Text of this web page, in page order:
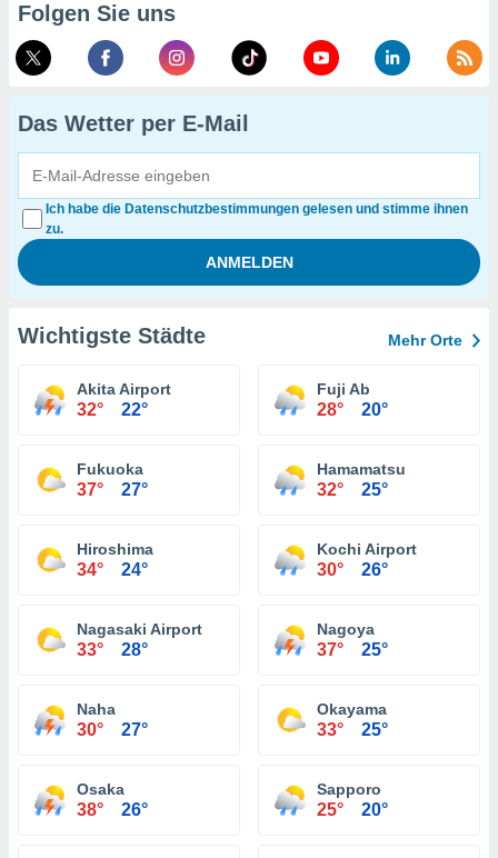
Folgen Sie uns
Das Wetter per E-Mail
Ich habe die Datenschutzbestimmungen gelesen und stimme ihnen
zu.
Wichtigste Städte Mehr Orte
Akita Airport
32° 22°
Fuji Ab
28° 20°
Fukuoka
37° 27°
Hamamatsu
32° 25°
Hiroshima
34° 24°
Kochi Airport
30° 26°
Nagasaki Airport
33° 28°
Nagoya
37° 25°
Naha
30° 27°
Okayama
33° 25°
Osaka
38° 26°
Sapporo
25° 20°